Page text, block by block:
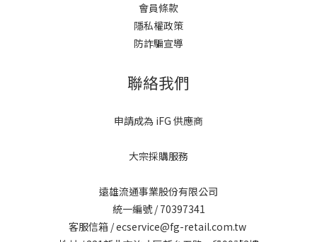
會員條款
隱私權政策
防詐騙宣導
聯絡我們
申請成為 iFG 供應商
大宗採購服務
遠雄流通事業股份有限公司
統一編號 / 70397341
客服信箱 / ecservice@fg-retail.com.tw